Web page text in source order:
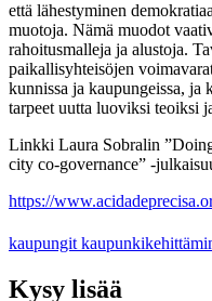
että lähestyminen
muotoja. Nämä muodot
rahoitusmalleja ja alustoja.
paikallisyhteisöjen
kunnissa ja kaupungeissa, ja
tarpeet uutta luoviksi teoiksi
Linkki Laura Sobralin
city co-governance” -
https://
kaupungit
Kysy lisää